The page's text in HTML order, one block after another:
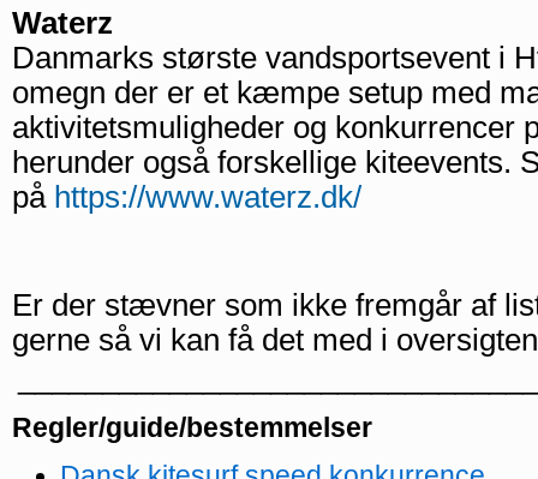
Waterz
Danmarks største vandsportsevent i
omegn der er et kæmpe setup med
aktivitetsmuligheder og konkurrencer
herunder også forskellige kiteevents.
på https://www.waterz.dk/
Er der stævner som ikke fremgår af
gerne så vi kan få det med i
Regler/guide/bestemmelser